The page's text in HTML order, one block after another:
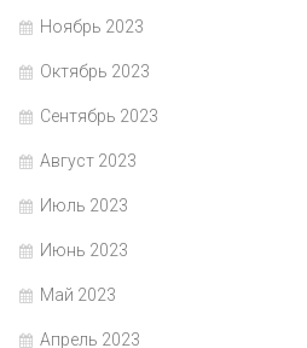
Ноябрь 2023
Октябрь 2023
Сентябрь 2023
Август 2023
Июль 2023
Июнь 2023
Май 2023
Апрель 2023